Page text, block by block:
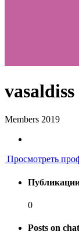
vasaldiss
Members 2019
Просмотреть
0
Posts on